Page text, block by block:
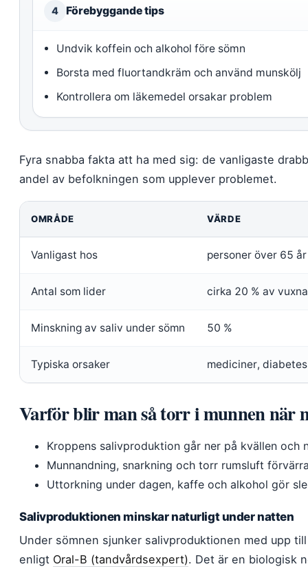
4 Förebyggande tips
Undvik koffein och alkohol före sömn
Borsta med fluortandkräm och använd munskölj
Kontrollera om läkemedel orsakar problem
Fyra snabba fakta att ha med sig: de vanligaste
andel av befolkningen som upplever problemet.
OMRÅDE VÄRDE
Vanligast hos personer över 65 år
Antal som lider cirka 20 % av vuxna
Minskning av saliv under sömn 50 %
Typiska orsaker mediciner,
Varför blir man så torr i munnen när
Kroppens salivproduktion går ner på kvällen och
Munnandning, snarkning och torr rumsluft
Uttorkning under dagen, kaffe och alkohol gör
Salivproduktionen minskar naturligt under natten
Under sömnen sjunker salivproduktionen med upp
enligt Oral-B (tandvårdsexpert). Det är en biologisk